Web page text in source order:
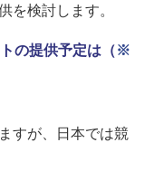
を検討します。
の提供予定は（※
すが、日本では競